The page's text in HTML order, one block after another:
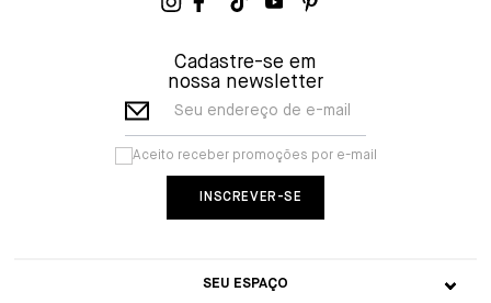
Cadastre-se em
nossa newsletter
Seu endereço de e-mail
Aceito receber promoções por e-mail
SEU ESPAÇO